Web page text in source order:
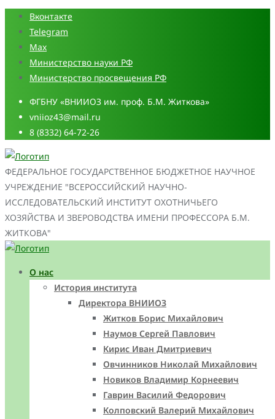
Промотать
содержимому
Вконтакте
Telegram
Max
Министерство науки РФ
Министерство просвещения РФ
ФГБНУ «ВНИИОЗ им. проф. Б.М. Житкова»
vniioz43@mail.ru
8 (8332) 64-72-26
ФЕДЕРАЛЬНОЕ ГОСУДАРСТВЕННОЕ БЮДЖЕТНОЕ НАУЧНОЕ
УЧРЕЖДЕНИЕ "ВСЕРОССИЙСКИЙ НАУЧНО-
ИССЛЕДОВАТЕЛЬСКИЙ ИНСТИТУТ ОХОТНИЧЬЕГО
ХОЗЯЙСТВА И ЗВЕРОВОДСТВА ИМЕНИ ПРОФЕССОРА Б.М.
ЖИТКОВА"
О нас
История института
Директора ВНИИОЗ
Житков Борис Михайлович
Наумов Сергей Павлович
Кирис Иван Дмитриевич
Овчинников Николай Михайлович
Новиков Владимир Корнеевич
Гаврин Василий Федорович
Колповский Валерий Михайлович